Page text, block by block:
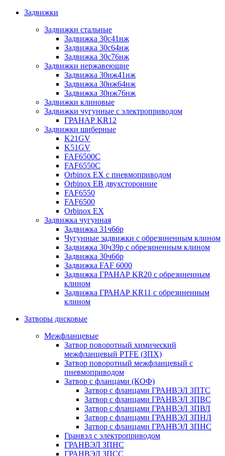
Задвижки
Задвижки стальные
Задвижка 30с41нж
Задвижка 30с64нж
Задвижка 30с76нж
Задвижки нержавеющие
Задвижка 30нж41нж
Задвижка 30нж64нж
Задвижка 30нж76нж
Задвижки клиновые
Задвижки чугунные с электроприводом
ГРАНАР KR12
Задвижки шиберные
K21GV
K51GV
FAF6500C
FAF6550С
Orbinox EX с пневмоприводом
Orbinox EB двухсторонние
FAF6550
FAF6500
Orbinox EX
Задвижка чугунная
Задвижка 31ч6бр
Чугунные задвижки с обрезиненным клином
Задвижка 30ч39р с обрезиненным клином
Задвижка 30ч6бр
Задвижка FAF 6000
Задвижка ГРАНАР KR20 с обрезиненным
клином
Задвижка ГРАНАР KR11 с обрезиненным
клином
Затворы дисковые
Межфланцевые
Затвор поворотный химический
межфланцевый PTFE (ЗПХ)
Затвор поворотный межфланцевый с
пневмоприводом
Затвор с фланцами (КОФ)
Затвор с фланцами ГРАНВЭЛ ЗПТС
Затвор с фланцами ГРАНВЭЛ ЗПВС
Затвор с фланцами ГРАНВЭЛ ЗПВЛ
Затвор с фланцами ГРАНВЭЛ ЗПНЛ
Затвор с фланцами ГРАНВЭЛ ЗПНС
Гранвэл с электроприводом
ГРАНВЭЛ ЗПНС
ГРАНВЭЛ ЗПСС